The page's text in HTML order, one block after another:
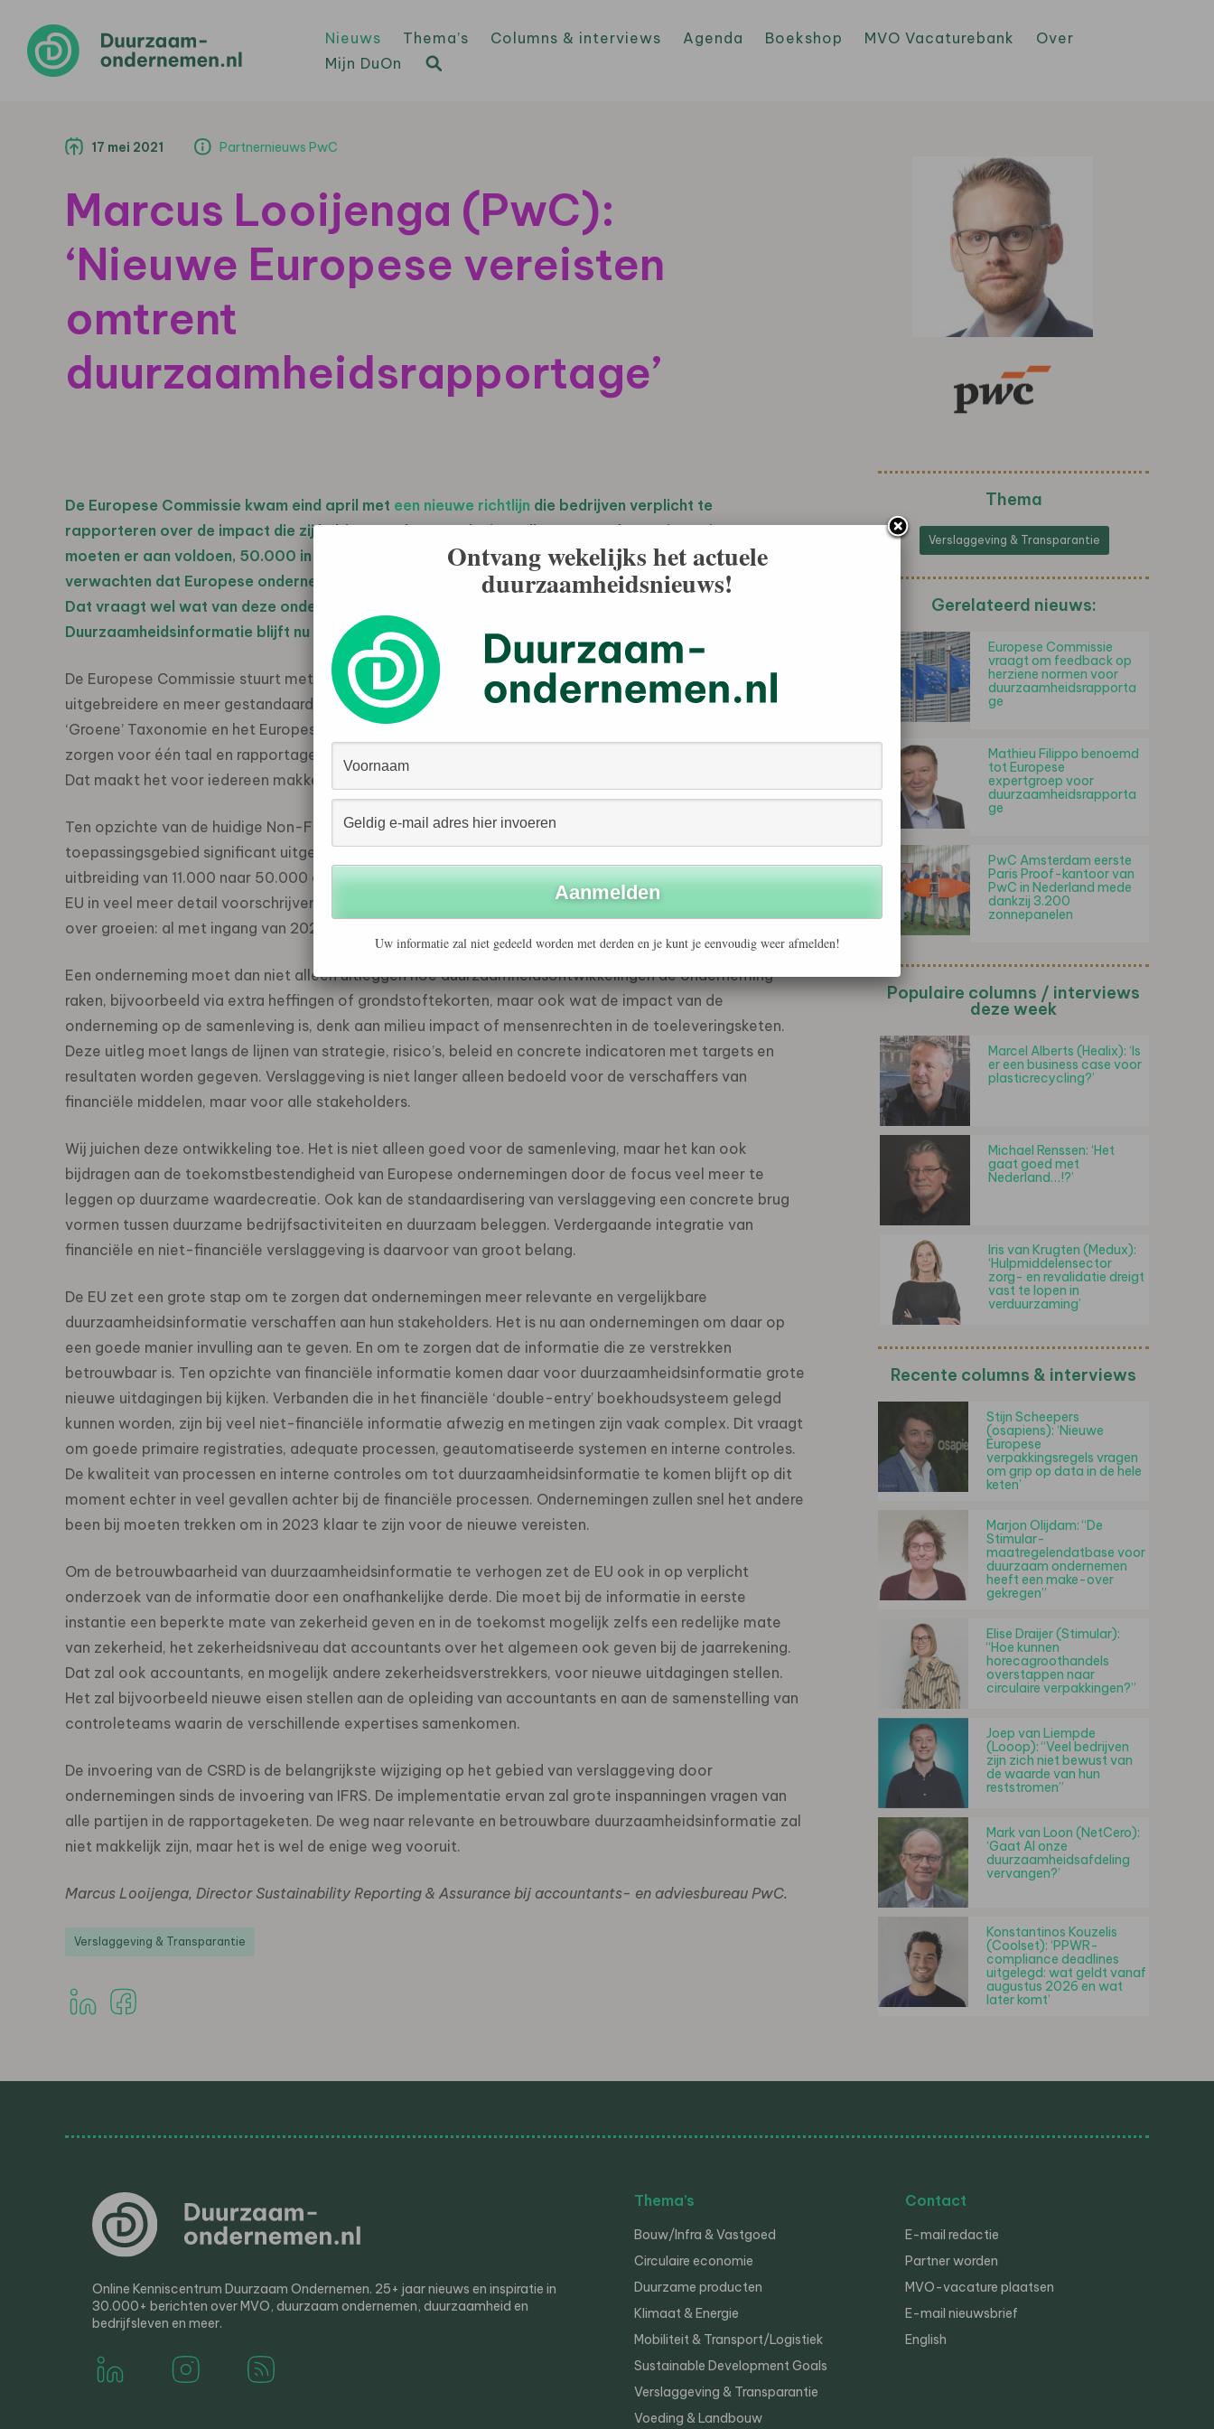
Nieuws Thema’s Columns & interviews Agenda Boekshop MVO Vacaturebank
Over
Mijn DuOn
17 mei 2021 Partnernieuws PwC
Marcus Looijenga (PwC):
‘Nieuwe Europese vereisten
omtrent
duurzaamheidsrapportage’
De Europese Commissie kwam eind april met een nieuwe richtlijn die bedrijven verplicht te
rapporteren over de impact die zij hebben op de samenleving. Alle grote ondernemingen in Europa
moeten er aan voldoen, 50.000 in totaal. Een broodnodige ontwikkeling, vinden wij, waarbij we
verwachten dat Europese ondernemingen meer de focus gaan leggen op duurzame waardecreatie.
Dat vraagt wel wat van deze ondernemingen, willen zij in 2023 klaar zijn voor de nieuwe vereisten.
Duurzaamheidsinformatie blijft nu nog achter. Het is nu de tijd voor duurzaamheid.
De Europese Commissie stuurt met de Corporate Sustainability Reporting Directive (CSRD) aan op
uitgebreidere en meer gestandaardiseerde rapportage van duurzaamheidsinformatie. Samen met de EU
‘Groene’ Taxonomie en het Europese uniforme elektronische rapportageformat (ESEF) moet de CSRD
zorgen voor één taal en rapportage over de impact van een onderneming op klimaat en maatschappij.
Dat maakt het voor iedereen makkelijker te begrijpen en te vergelijken.
Ten opzichte van de huidige Non-Financial Reporting Directive (NFRD) wordt zowel de inhoud als het
toepassingsgebied significant uitgebreid. Alle grote ondernemingen moeten er aan gaan voldoen, een
uitbreiding van 11.000 naar 50.000 ondernemingen in Europa. Via nog uit te brengen standaarden zal de
EU in veel meer detail voorschrijven wat er gerapporteerd moet gaan worden. En de EU laat er geen gras
over groeien: al met ingang van 2023 moeten ondernemingen die standaarden toepassen.
Een onderneming moet dan niet alleen uitleggen hoe duurzaamheidsontwikkelingen de onderneming
raken, bijvoorbeeld via extra heffingen of grondstoftekorten, maar ook wat de impact van de
onderneming op de samenleving is, denk aan milieu impact of mensenrechten in de toeleveringsketen.
Deze uitleg moet langs de lijnen van strategie, risico’s, beleid en concrete indicatoren met targets en
resultaten worden gegeven. Verslaggeving is niet langer alleen bedoeld voor de verschaffers van
financiële middelen, maar voor alle stakeholders.
Wij juichen deze ontwikkeling toe. Het is niet alleen goed voor de samenleving, maar het kan ook
bijdragen aan de toekomstbestendigheid van Europese ondernemingen door de focus veel meer te
leggen op duurzame waardecreatie. Ook kan de standaardisering van verslaggeving een concrete brug
vormen tussen duurzame bedrijfsactiviteiten en duurzaam beleggen. Verdergaande integratie van
financiële en niet-financiële verslaggeving is daarvoor van groot belang.
De EU zet een grote stap om te zorgen dat ondernemingen meer relevante en vergelijkbare
duurzaamheidsinformatie verschaffen aan hun stakeholders. Het is nu aan ondernemingen om daar op
een goede manier invulling aan te geven. En om te zorgen dat de informatie die ze verstrekken
betrouwbaar is. Ten opzichte van financiële informatie komen daar voor duurzaamheidsinformatie grote
nieuwe uitdagingen bij kijken. Verbanden die in het financiële ‘double-entry’ boekhoudsysteem gelegd
kunnen worden, zijn bij veel niet-financiële informatie afwezig en metingen zijn vaak complex. Dit vraagt
om goede primaire registraties, adequate processen, geautomatiseerde systemen en interne controles.
De kwaliteit van processen en interne controles om tot duurzaamheidsinformatie te komen blijft op dit
moment echter in veel gevallen achter bij de financiële processen. Ondernemingen zullen snel het andere
been bij moeten trekken om in 2023 klaar te zijn voor de nieuwe vereisten.
Om de betrouwbaarheid van duurzaamheidsinformatie te verhogen zet de EU ook in op verplicht
onderzoek van de informatie door een onafhankelijke derde. Die moet bij de informatie in eerste
instantie een beperkte mate van zekerheid geven en in de toekomst mogelijk zelfs een redelijke mate
van zekerheid, het zekerheidsniveau dat accountants over het algemeen ook geven bij de jaarrekening.
Dat zal ook accountants, en mogelijk andere zekerheidsverstrekkers, voor nieuwe uitdagingen stellen.
Het zal bijvoorbeeld nieuwe eisen stellen aan de opleiding van accountants en aan de samenstelling van
controleteams waarin de verschillende expertises samenkomen.
De invoering van de CSRD is de belangrijkste wijziging op het gebied van verslaggeving door
ondernemingen sinds de invoering van IFRS. De implementatie ervan zal grote inspanningen vragen van
alle partijen in de rapportageketen. De weg naar relevante en betrouwbare duurzaamheidsinformatie zal
niet makkelijk zijn, maar het is wel de enige weg vooruit.
Marcus Looijenga, Director Sustainability Reporting & Assurance bij accountants- en adviesbureau PwC.
Verslaggeving & Transparantie
Thema
Verslaggeving & Transparantie
Gerelateerd nieuws:
Europese Commissie
vraagt ​​om feedback op
herziene normen voor
duurzaamheidsrapporta
ge
Mathieu Filippo benoemd
tot Europese
expertgroep voor
duurzaamheidsrapporta
ge
PwC Amsterdam eerste
Paris Proof-kantoor van
PwC in Nederland mede
dankzij 3.200
zonnepanelen
Populaire columns / interviews
deze week
Marcel Alberts (Healix): ‘Is
er een business case voor
plasticrecycling?’
Michael Renssen: ‘Het
gaat goed met
Nederland…!?’
Iris van Krugten (Medux):
‘Hulpmiddelensector
zorg- en revalidatie dreigt
vast te lopen in
verduurzaming’
Recente columns & interviews
Stijn Scheepers
(osapiens): ‘Nieuwe
Europese
verpakkingsregels vragen
om grip op data in de hele
keten’
Marjon Olijdam: “De
Stimular-
maatregelendatbase voor
duurzaam ondernemen
heeft een make-over
gekregen”
Elise Draijer (Stimular):
“Hoe kunnen
horecagroothandels
overstappen naar
circulaire verpakkingen?”
Joep van Liempde
(Looop): “Veel bedrijven
zijn zich niet bewust van
de waarde van hun
reststromen”
Mark van Loon (NetCero):
‘Gaat AI onze
duurzaamheidsafdeling
vervangen?’
Konstantinos Kouzelis
(Coolset): ‘PPWR-
compliance deadlines
uitgelegd: wat geldt vanaf
augustus 2026 en wat
later komt’
Online Kenniscentrum Duurzaam Ondernemen. 25+ jaar nieuws en inspiratie in
30.000+ berichten over MVO, duurzaam ondernemen, duurzaamheid en
bedrijfsleven en meer.
Thema’s
Bouw/Infra & Vastgoed
Circulaire economie
Duurzame producten
Klimaat & Energie
Mobiliteit & Transport/Logistiek
Sustainable Development Goals
Verslaggeving & Transparantie
Voeding & Landbouw
Contact
E-mail redactie
Partner worden
MVO-vacature plaatsen
E-mail nieuwsbrief
English
Ontvang wekelijks het actuele
duurzaamheidsnieuws!
Uw informatie zal niet gedeeld worden met derden en je kunt je eenvoudig weer afmelden!